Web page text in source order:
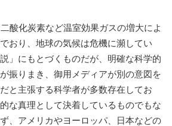
酸化炭素など温室効果ガスの増大によ
おり、地球の気候は危機に瀕してい
」にもとづくものだが、明確な科学的
振りまき、御用メディアが別の意図を
と主張する科学者が多数存在してお
な真理として決着しているものでもな
、アメリカやヨーロッパ、日本などの